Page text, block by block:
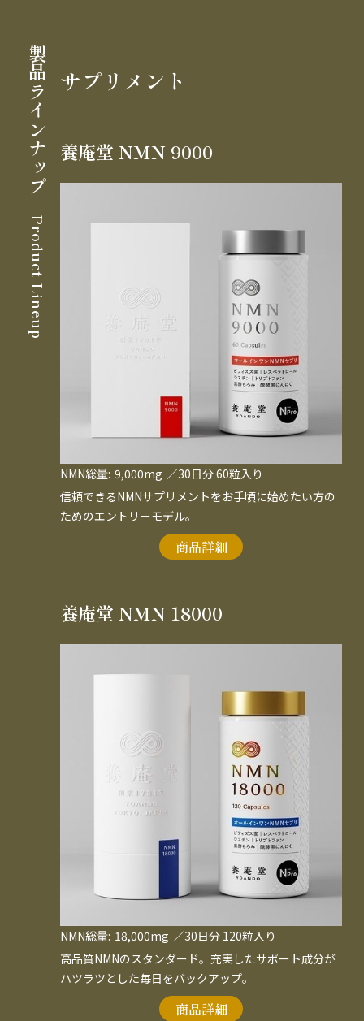
製品ラインナップ
Product Lineup
サプリメント
養庵堂 NMN 9000
商品詳細
NMN総量: 9,000mg ／30日分 60粒入り
信頼できるNMNサプリメントをお手頃に始めたい方の
ためのエントリーモデル。
養庵堂 NMN 18000
商品詳細
NMN総量: 18,000mg ／30日分 120粒入り
高品質NMNのスタンダード。充実したサポート成分が
ハツラツとした毎日をバックアップ。